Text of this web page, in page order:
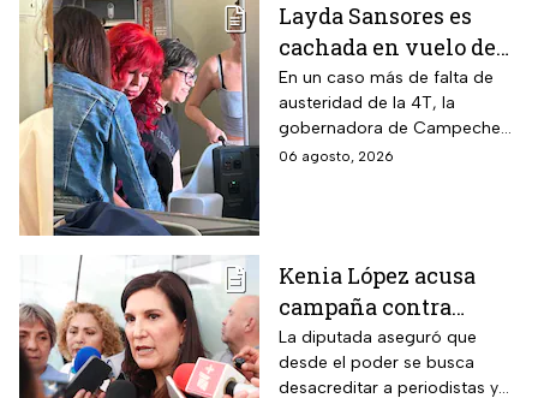
Layda Sansores es
cachada en vuelo de
primera clase rumbo a
Madrid: ¿Y la
austeridad?
En un caso más de falta de
austeridad de la 4T, la
gobernadora de Campeche
fue captada arribando al viejo
06 agosto, 2026
Kenia López acusa
campaña contra
periodistas y lanza
advertencia por la
La diputada aseguró que
desde el poder se busca
desacreditar a periodistas y